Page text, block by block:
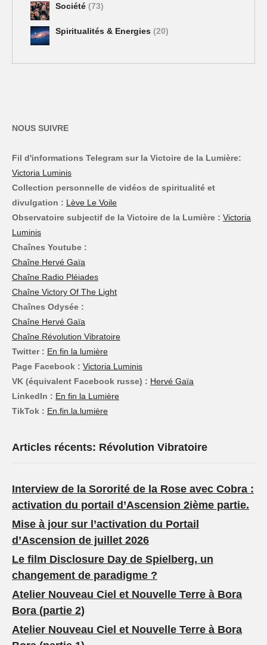
Société (73)
Spiritualités & Energies (20)
NOUS SUIVRE
Fil d'informations Telegram sur la Victoire de la Lumière:
Victoria Luminis
Collection personnelle de vidéos de spiritualité et
divulgation : Lève Le Voile
Observatoire subjectif de la Victoire de la Lumière : Victoria
Luminis
Chaînes Youtube :
Chaîne Hervé Gaïa
Chaîne Radio Pléiades
Chaîne Victory Of The Light
Chaînes Odysée :
Chaîne Hervé Gaïa
Chaîne Révolution Vibratoire
Twitter : En fin la lumière
Page Facebook : Victoria Luminis
VK (équivalent Facebook russe) : Hervé Gaïa
LinkedIn : En fin la Lumière
TikTok : En.fin.la.lumière
Articles récents: Révolution Vibratoire
Interview de la Sororité de la Rose avec Cobra :
activation du portail d’Ascension 2ième partie.
Mise à jour sur l’activation du Portail
d’Ascension de juillet 2026
Le film Disclosure Day de Spielberg, un
changement de paradigme ?
Atelier Nouveau Ciel et Nouvelle Terre à Bora
Bora (partie 2)
Atelier Nouveau Ciel et Nouvelle Terre à Bora